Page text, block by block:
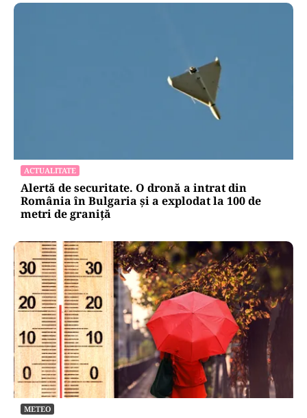
ACTUALITATE
Alertă de securitate. O dronă a intrat din
România în Bulgaria şi a explodat la 100 de
metri de graniţă
METEO